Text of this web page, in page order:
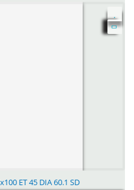
ET 45 DIA 60.1 SD